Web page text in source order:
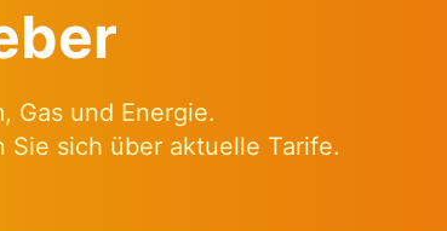
Gas und Energie.
sich über aktuelle Tarife.